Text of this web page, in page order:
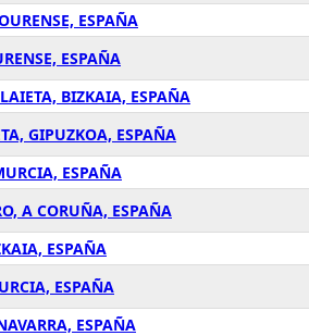
ESPAÑA
ESPAÑA
BIZKAIA, ESPAÑA
GIPUZKOA, ESPAÑA
ESPAÑA
A CORUÑA, ESPAÑA
ESPAÑA
ESPAÑA
ESPAÑA